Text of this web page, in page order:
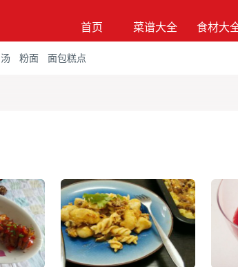
首页 菜谱大全 食材大
汤 粉面 面包糕点